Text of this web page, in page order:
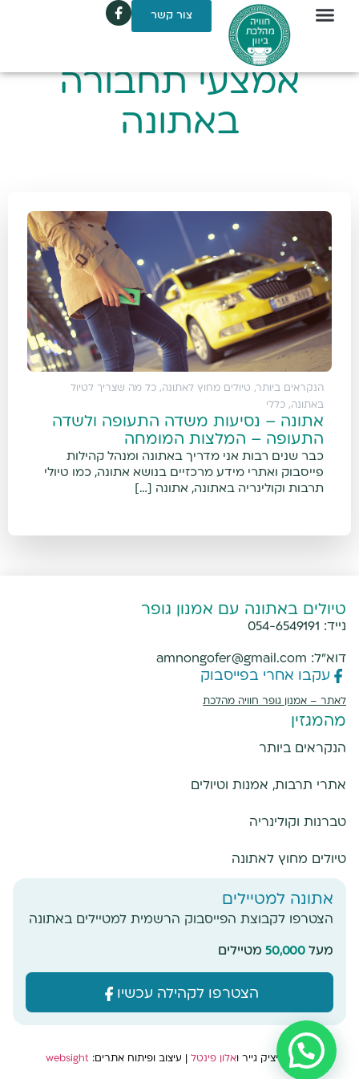
צור קשר
אמצעי תחבורה
באתונה
הנקראים ביותר, טיולים מחוץ לאתונה, כל מה שצריך לטיול
באתונה, כללי
אתונה – נסיעות משדה התעופה ולשדה
התעופה – המלצות המומחה
כבר שנים רבות אני מדריך באתונה ומנהל קהילות
פייסבוק ואתרי מידע מרכזיים בנושא אתונה, כמו טיולי
תרבות וקולינריה באתונה, אתונה […]
טיולים באתונה עם אמנון גופר
נייד: 054-6549191
דוא"ל: amnongofer@gmail.com
עקבו אחרי בפייסבוק
לאתר – אמנון גופר חוויה מהלכת
מהמגזין
הנקראים ביותר
אתרי תרבות, אמנות וטיולים
טברנות וקולינריה
טיולים מחוץ לאתונה
אתונה למטיילים
הצטרפו לקבוצת הפייסבוק הרשמית למטיילים באתונה
מעל 50,000 מטיילים
הצטרפו לקהילה עכשיו
צילום: איציק גייר ואלון פינטל עיצוב ופיתוח אתרים: websight